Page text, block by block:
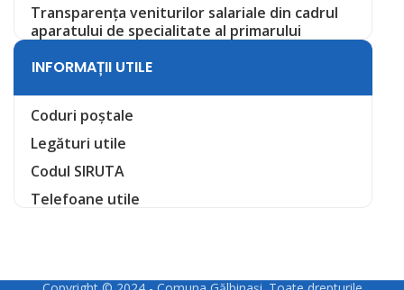
Transparența veniturilor salariale din cadrul
aparatului de specialitate al primarului
INFORMAȚII UTILE
Coduri poștale
Legături utile
Codul SIRUTA
Telefoane utile